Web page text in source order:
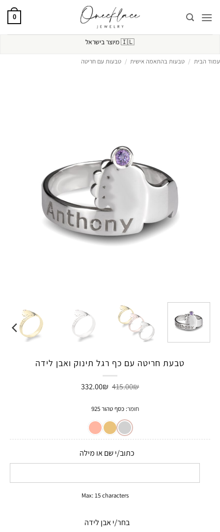
0
🇮🇱מיוצר בישראל
עמוד הבית / טבעות בהתאמה אישית / טבעות עם חריטה
טבעת חריטה עם כף רגל תינוק ואבן לידה
415.00₪ המחיר
415.00₪.
332.00₪ המחיר
חומר:כסף טהור 925
כתוב/י שם או מילה
Max: 15 characters
בחר/י אבן לידה